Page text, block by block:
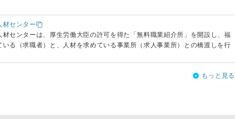
材センター
センターは、厚生労働大臣の許可を得た「無料職業紹介所」を開設し、福
る（求職者）と、人材を求めている事業所（求人事業所）との橋渡しを行
もっと見る